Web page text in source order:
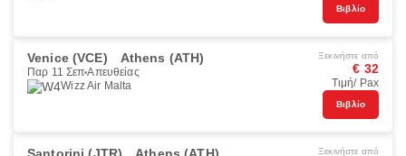
Βιβλίο
Venice (VCE) Athens (ATH)
Παρ 11 Σεπ Απευθείας
Wizz Air Malta
Ξεκινήστε από
€ 32
Τιμή/ Pax
Βιβλίο
Ξεκινήστε από